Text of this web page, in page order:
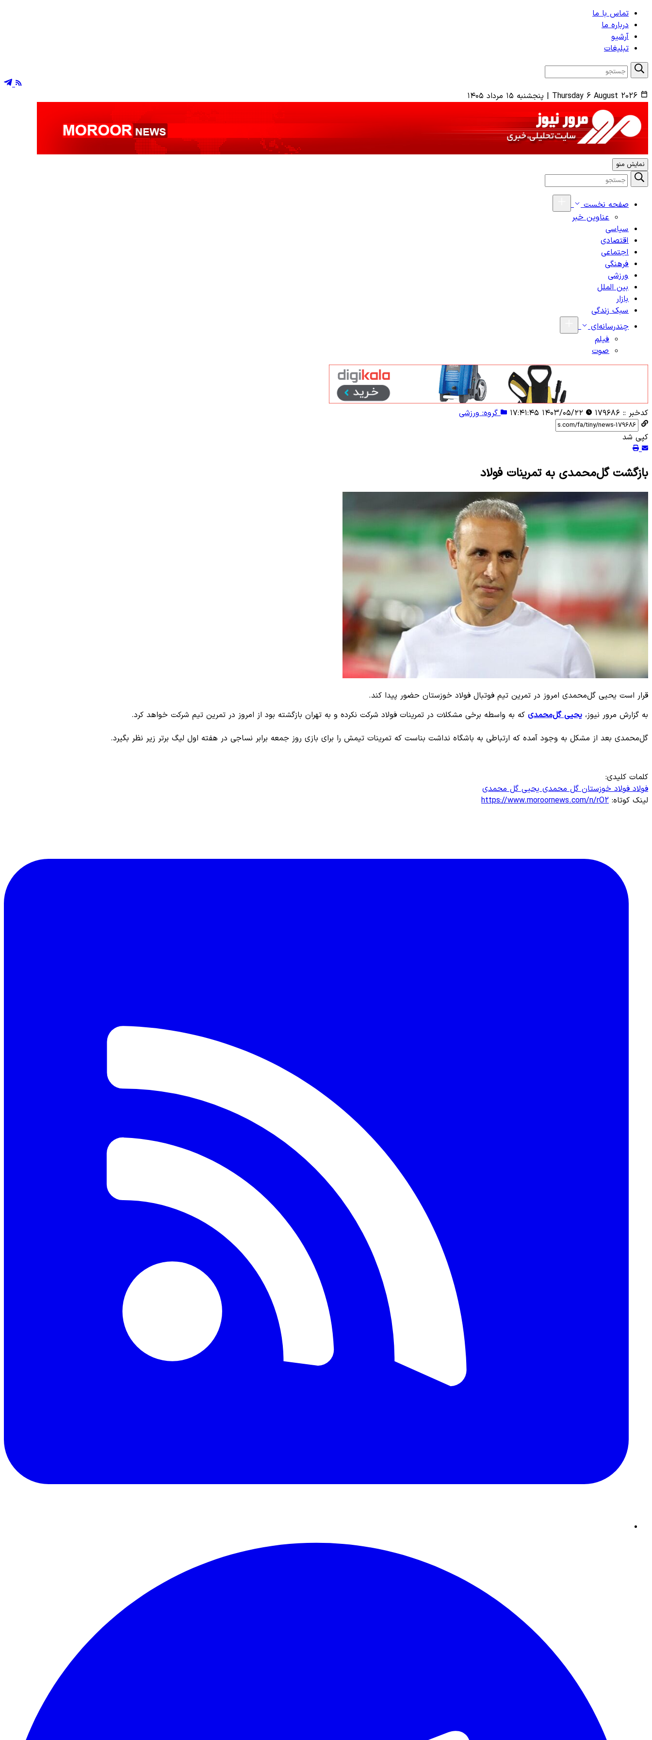
تماس با ما
درباره ما
آرشیو
تبلیغات
Thursday 6 August 2026
| پنجشنبه ۱۵ مرداد ۱۴۰۵
نمایش منو
صفحه نخست
عناوین خبر
سیاسی
اقتصادی
اجتماعی
فرهنگی
ورزشی
بین الملل
بازار
سبک زندگی
چندرسانه‌ای
فیلم
صوت
کدخبر :: ۱۷۹۶۸۶ گروه: ورزشی
کپی شد
بازگشت گل‌محمدی به تمرینات فولاد
قرار است یحیی گل‌محمدی امروز در تمرین تیم فوتبال فولاد خوزستان حضور پیدا کند.
به گزارش مرور نیوز، یحیی گل‌محمدی که به واسطه برخی مشکلات در تمرینات فولاد شرکت نکرده و به تهران بازگشته بود از امروز در تمرین تیم شرکت خواهد کرد.
گل‌محمدی بعد از مشکل به وجود آمده که ارتباطی به باشگاه نداشت بناست که تمرینات تیمش را برای بازی روز جمعه برابر نساجی در هفته اول لیگ برتر زیر نظر بگیرد.
کلمات کلیدی:
فولادفولاد خوزستانگل محمدییحیی گل محمدی
لینک کوتاه: https://www.moroornews.com/n/rO2